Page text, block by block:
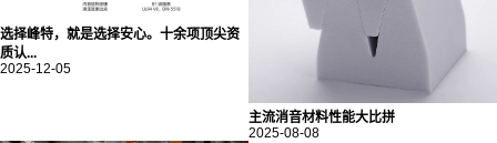
选择峰特，就是选择安心。十余项顶尖资
质认...
2025-12-05
主流消音材料性能大比拼
2025-08-08